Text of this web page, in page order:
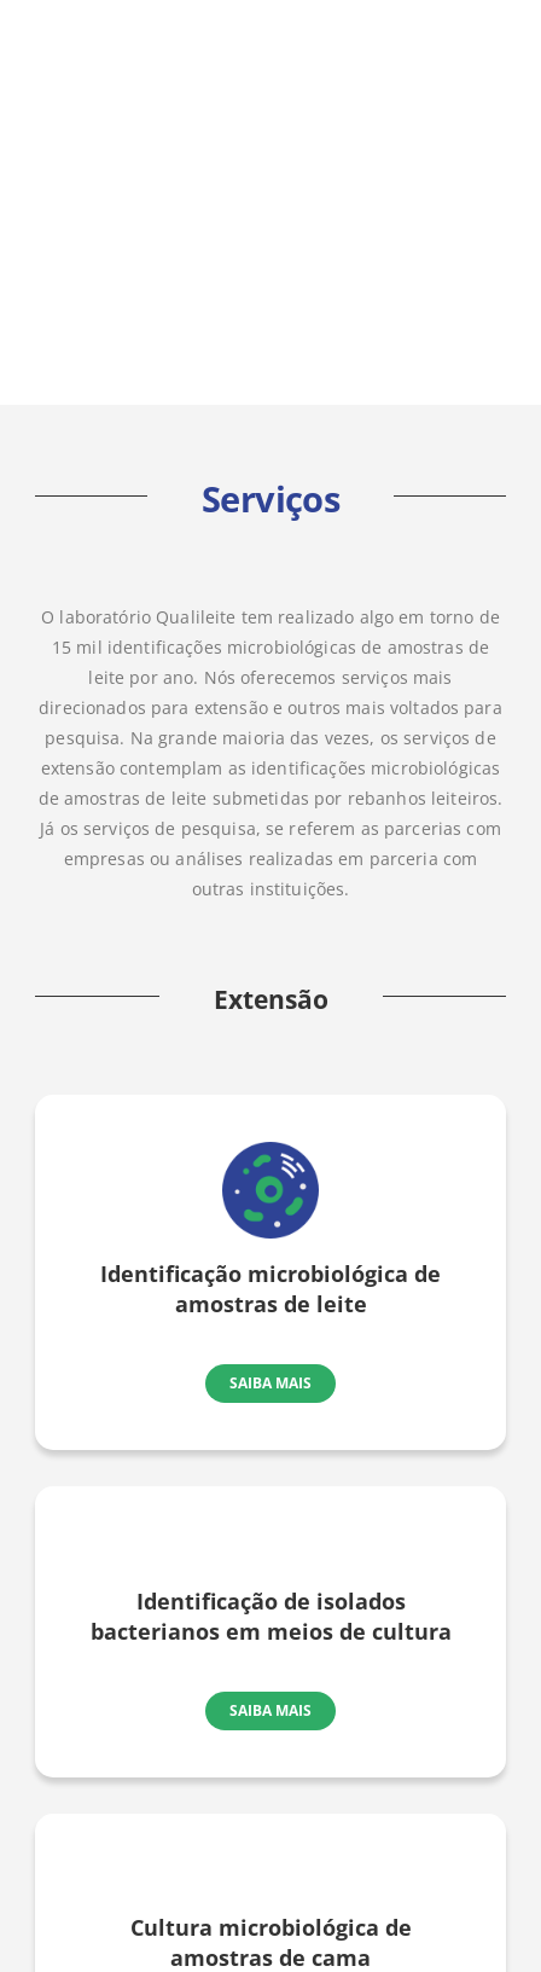
Serviços
O laboratório Qualileite tem realizado algo em torno de
15 mil identificações microbiológicas de amostras de
leite por ano. Nós oferecemos serviços mais
direcionados para extensão e outros mais voltados para
pesquisa. Na grande maioria das vezes, os serviços de
extensão contemplam as identificações microbiológicas
de amostras de leite submetidas por rebanhos leiteiros.
Já os serviços de pesquisa, se referem as parcerias com
empresas ou análises realizadas em parceria com
outras instituições.
Extensão
Identificação microbiológica de
amostras de leite
SAIBA MAIS
Identificação de isolados
bacterianos em meios de cultura
SAIBA MAIS
Cultura microbiológica de
amostras de cama